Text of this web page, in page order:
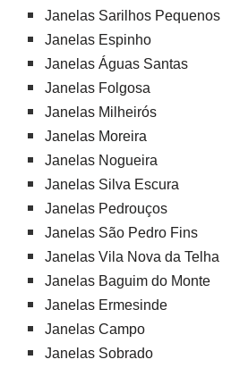
Janelas Sarilhos Pequenos
Janelas Espinho
Janelas Águas Santas
Janelas Folgosa
Janelas Milheirós
Janelas Moreira
Janelas Nogueira
Janelas Silva Escura
Janelas Pedrouços
Janelas São Pedro Fins
Janelas Vila Nova da Telha
Janelas Baguim do Monte
Janelas Ermesinde
Janelas Campo
Janelas Sobrado